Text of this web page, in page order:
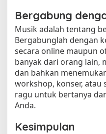
Bergabung
Musik adalah tentang
Bergabunglah dengan
secara online maupun
banyak dari orang lain,
dan bahkan
workshop, konser, atau
ragu untuk bertanya
Anda.
Kesimpulan